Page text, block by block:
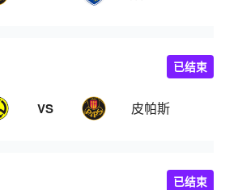
VS 皮帕斯
已结束
已结束